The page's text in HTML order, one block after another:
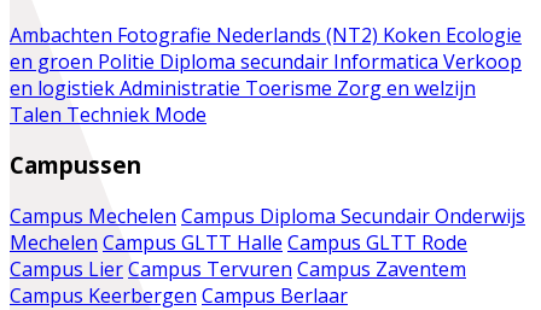
Ambachten Fotografie Nederlands (NT2) Koken Ecologie
en groen Politie Diploma secundair Informatica Verkoop
en logistiekAdministratie Toerisme Zorg en welzijn
Talen Techniek Mode
Campussen
Campus Mechelen Campus Diploma Secundair Onderwijs
Mechelen Campus GLTT Halle Campus GLTT Rode
Campus LierCampus Tervuren Campus Zaventem
Campus Keerbergen Campus Berlaar